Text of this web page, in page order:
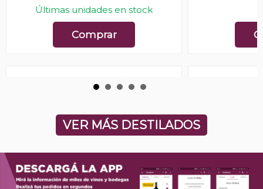
Últimas unidades en stock
Comprar
VER MÁS DESTILADOS